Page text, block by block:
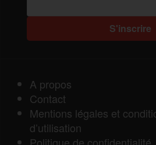
A propos
Contact
Mentions légales et
d’utilisation